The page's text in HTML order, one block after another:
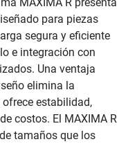
para piezas
segura y eficiente
e integración con
Una ventaja
elimina la
estabilidad,
costos. El MAXIMA R
tamaños que los